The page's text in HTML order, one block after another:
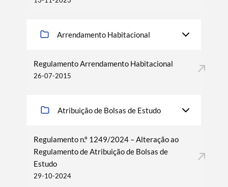
Arrendamento Habitacional
Regulamento Arrendamento Habitacional
26-07-2015
Atribuição de Bolsas de Estudo
Regulamento n.º 1249/2024 – Alteração ao
Regulamento de Atribuição de Bolsas de
Estudo
29-10-2024